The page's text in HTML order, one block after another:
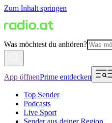
Zum Inhalt springen
Was möchtest du anhören?
App öffnenPrime entdecken
Top Sender
Podcasts
Live Sport
Sender aus deiner Region